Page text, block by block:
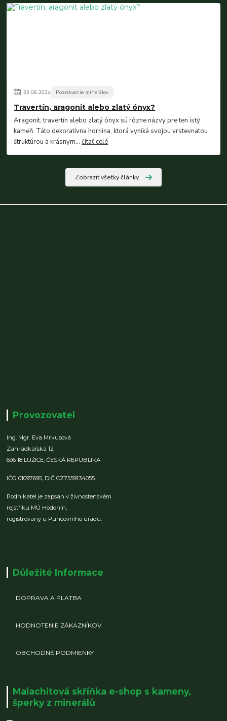
23.08.2024 Poznávanie minerálov
Travertín, aragonit alebo zlatý ónyx?
Aragonit, travertín alebo zlatý ónyx sú rôzne názvy pre ten istý
kameň. Táto dekoratívna hornina, ktorá vyniká svojou vrstevnatou
štruktúrou a krásnym...čítať celé
Zobraziť všetky články
Provozovatel
Ing. Mgr. Eva Mrkusová
Zahrádkářská 12
696 18 LUŽICE,ČESKÁ REPUBLIKA
IČO 01097695, DIČ CZ7559134055
Podnikatel je zapsán v živnostenském
rejstříku MÚ Hodonín,
registrovaný u Puncovního úřadu.
Důležité Informace
DOPRAVA A PLATBA
HODNOTENIE ZÁKAZNÍKOV
OBCHODNÉ PODMIENKY
Malachitová skříňka e-shop s kameny,
šperky z minerálů